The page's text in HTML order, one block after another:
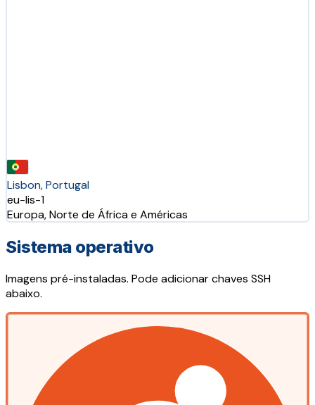
Lisbon, Portugal
eu-lis-1
Europa, Norte de África e Américas
Sistema operativo
Imagens pré-instaladas. Pode adicionar chaves SSH
abaixo.